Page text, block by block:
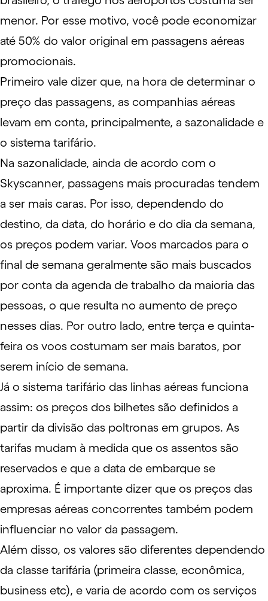
menor. Por esse motivo, você pode economizar
até 50% do valor original em passagens aéreas
promocionais.
Primeiro vale dizer que, na hora de determinar o
preço das passagens, as companhias aéreas
levam em conta, principalmente, a sazonalidade e
o sistema tarifário.
Na sazonalidade, ainda de acordo com o
Skyscanner, passagens mais procuradas tendem
a ser mais caras. Por isso, dependendo do
destino, da data, do horário e do dia da semana,
os preços podem variar. Voos marcados para o
final de semana geralmente são mais buscados
por conta da agenda de trabalho da maioria das
pessoas, o que resulta no aumento de preço
nesses dias. Por outro lado, entre terça e quinta-
feira os voos costumam ser mais baratos, por
serem início de semana.
Já o sistema tarifário das linhas aéreas funciona
assim: os preços dos bilhetes são definidos a
partir da divisão das poltronas em grupos. As
tarifas mudam à medida que os assentos são
reservados e que a data de embarque se
aproxima. É importante dizer que os preços das
empresas aéreas concorrentes também podem
influenciar no valor da passagem.
Além disso, os valores são diferentes dependendo
da classe tarifária (primeira classe, econômica,
business etc), e varia de acordo com os serviços